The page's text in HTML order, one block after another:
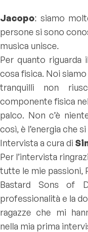
Jacopo: siamo
persone si sono
musica unisce.
Per quanto riguarda
cosa fisica. Noi
tranquilli non
componente fisica
palco. Non c’è
così, è l’energia che
Intervista a cura di
Per l’intervista
tutte le mie passioni,
Bastard Sons of
professionalità e la
ragazze che mi
nella mia prima